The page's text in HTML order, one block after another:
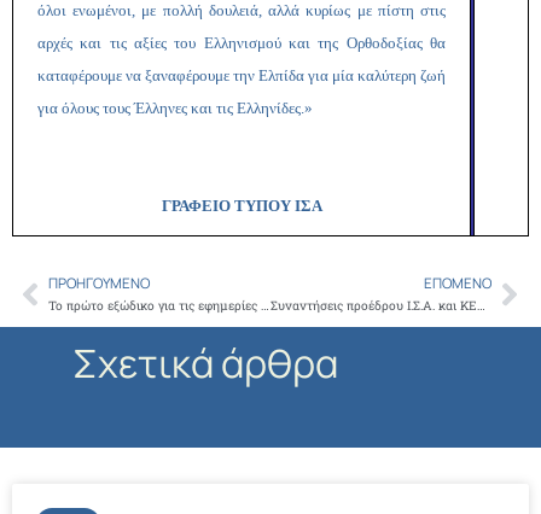
όλοι ενωμένοι, με πολλή δουλειά, αλλά κυρίως με πίστη στις
αρχές και τις αξίες του Ελληνισμού και της Ορθοδοξίας θα
καταφέρουμε να ξαναφέρουμε την Ελπίδα για μία καλύτερη ζωή
για όλους τους Έλληνες και τις Ελληνίδες.»
ΓΡΑΦΕΙΟ ΤΥΠΟΥ ΙΣΑ
Prev
ΠΡΟΗΓΟΎΜΕΝΟ
Το πρώτο εξώδικο για τις εφημερίες των ιατρών κοινοποιήθηκε από τον Ι.Σ.Α.
ΕΠΌΜΕΝΟ
Συναντήσεις προέδρου Ι.Σ.Α. και ΚΕΔΕ Γ. Πατούλη με τον Αρχιεπίσκοπο Αμερικής Δημήτριο, την Ομοσπονδία Ελληνικών Ιατρικών Συλλόγων Β. Αμερικής και την Ιατρική Εταιρεία Νέας Υόρκης
Σχετικά άρθρα